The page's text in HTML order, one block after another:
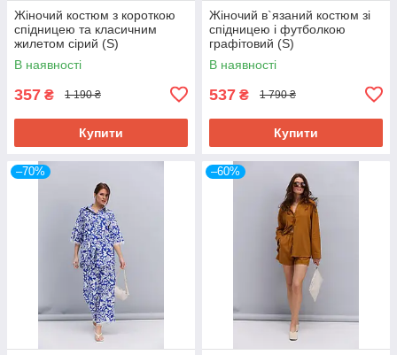
Жіночий костюм з короткою
спідницею та класичним
жилетом сірий (S)
В наявності
357 ₴ 1 190 ₴
Купити
Жіночий в`язаний костюм зі
спідницею і футболкою
графітовий (S)
В наявності
537 ₴ 1 790 ₴
Купити
–70% –60%